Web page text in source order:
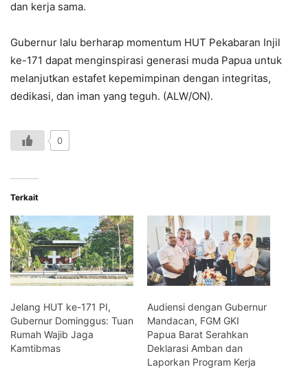
dan kerja sama.
Gubernur lalu berharap momentum HUT Pekabaran Injil
ke-171 dapat menginspirasi generasi muda Papua untuk
melanjutkan estafet kepemimpinan dengan integritas,
dedikasi, dan iman yang teguh. (ALW/ON).
0
Terkait
Jelang HUT ke-171 PI,
Gubernur Dominggus: Tuan
Rumah Wajib Jaga
Kamtibmas
Audiensi dengan Gubernur
Mandacan, FGM GKI
Papua Barat Serahkan
Deklarasi Amban dan
Laporkan Program Kerja